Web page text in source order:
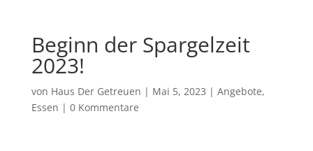
Beginn der Spargelzeit
2023!
von Haus Der Getreuen | Mai 5, 2023 | Angebote,
Essen | 0 Kommentare